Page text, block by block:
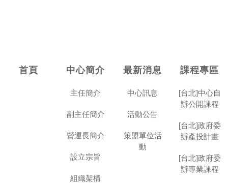
首頁 中心簡介
主任簡介
副主任簡介
營運長簡介
設立宗旨
組織架構
最新消息
中心訊息
活動公告
策盟單位活
動
課程專區
[台北]中心自
辦公開課程
[台北]政府委
辦產投計畫
[台北]政府委
辦專業課程